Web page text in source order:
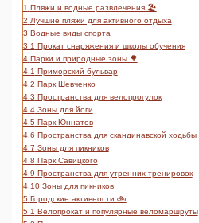
1 Пляжи и водные развлечения 🏖️
2 Лучшие пляжи для активного отдыха
3 Водные виды спорта
3.1 Прокат снаряжения и школы обучения
4 Парки и природные зоны 🌳
4.1 Приморский бульвар
4.2 Парк Шевченко
4.3 Пространства для велопрогулок
4.4 Зоны для йоги
4.5 Парк Юннатов
4.6 Пространства для скандинавской ходьбы
4.7 Зоны для пикников
4.8 Парк Савицкого
4.9 Пространства для утренних тренировок
4.10 Зоны для пикников
5 Городские активности 🚲
5.1 Велопрокат и популярные веломаршруты